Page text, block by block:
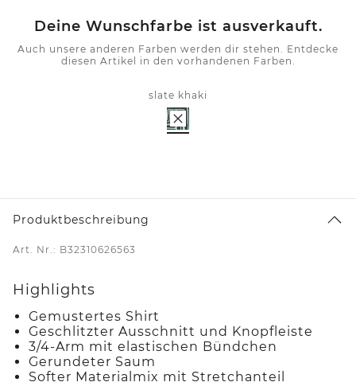
Deine Wunschfarbe ist ausverkauft.
Auch unsere anderen Farben werden dir stehen. Entdecke
diesen Artikel in den vorhandenen Farben.
slate khaki
Produktbeschreibung
Art. Nr.: B32310626563
Highlights
Gemustertes Shirt
Geschlitzter Ausschnitt und Knopfleiste
3/4-Arm mit elastischen Bündchen
Gerundeter Saum
Softer Materialmix mit Stretchanteil